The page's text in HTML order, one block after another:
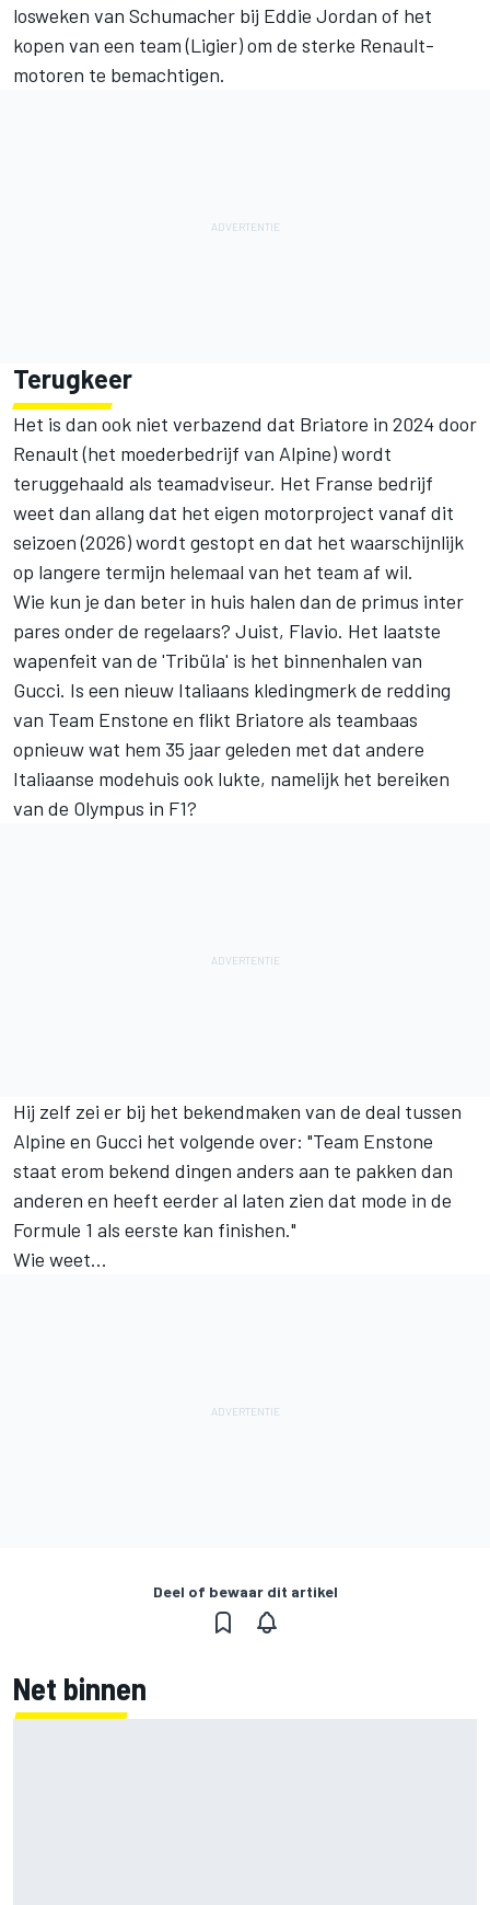
losweken van Schumacher bij Eddie Jordan of het
kopen van een team (Ligier) om de sterke Renault-
motoren te bemachtigen.
Terugkeer
Het is dan ook niet verbazend dat Briatore in 2024 door
Renault (het moederbedrijf van Alpine) wordt
teruggehaald als teamadviseur. Het Franse bedrijf
weet dan allang dat het eigen motorproject vanaf dit
seizoen (2026) wordt gestopt en dat het waarschijnlijk
op langere termijn helemaal van het team af wil.
Wie kun je dan beter in huis halen dan de primus inter
pares onder de regelaars? Juist, Flavio. Het laatste
wapenfeit van de 'Tribüla' is het binnenhalen van
Gucci. Is een nieuw Italiaans kledingmerk de redding
van Team Enstone en flikt Briatore als teambaas
opnieuw wat hem 35 jaar geleden met dat andere
Italiaanse modehuis ook lukte, namelijk het bereiken
van de Olympus in F1?
Hij zelf zei er bij het bekendmaken van de deal tussen
Alpine en Gucci het volgende over: "Team Enstone
staat erom bekend dingen anders aan te pakken dan
anderen en heeft eerder al laten zien dat mode in de
Formule 1 als eerste kan finishen."
Wie weet...
Deel of bewaar dit artikel
Net binnen